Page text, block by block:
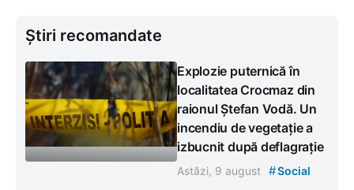
Știri recomandate
Explozie puternică în
localitatea Crocmaz din
raionul Ștefan Vodă. Un
incendiu de vegetație a
izbucnit după deflagrație
Astăzi, 9 august #Social